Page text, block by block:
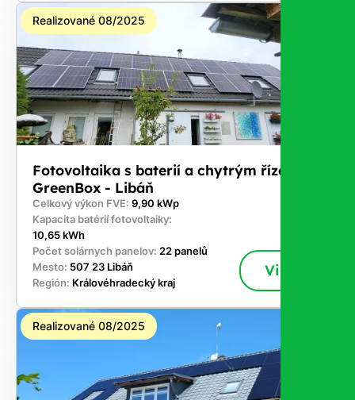
Realizované 08/2025
Fotovoltaika s baterií a chytrým řízením
GreenBox - Libáň
Celkový výkon FVE: 9,90 kWp
Kapacita batérií fotovoltaiky:
10,65 kWh
Počet solárnych panelov: 22 panelů
Mesto: 507 23 Libáň
Región: Královéhradecký kraj
Viac
Realizované 08/2025